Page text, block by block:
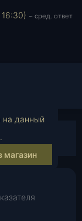
~ сред. ответ
на данный
магазин
se***@mail.ru